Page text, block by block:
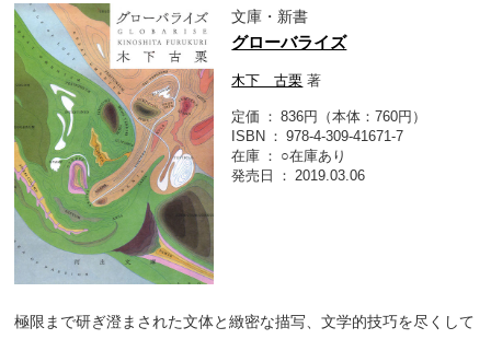
文庫・新書
グローバライズ
木下 古栗 著
定価
836円（本体：760円）
ISBN
978-4-309-41671-7
在庫
○在庫あり
発売日
2019.03.06
極限まで研ぎ澄まされた文体と緻密な描写、文学的技巧を尽くして